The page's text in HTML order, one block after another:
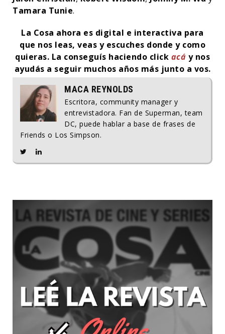
Tamara Tunie.
La Cosa ahora es digital e interactiva para
que nos leas, veas y escuches donde y como
quieras. La conseguís haciendo click acá y nos
ayudás a seguir muchos años más junto a vos.
MACA REYNOLDS
Escritora, community manager y
entrevistadora. Fan de Superman, team
DC, puede hablar a base de frases de
Friends o Los Simpson.